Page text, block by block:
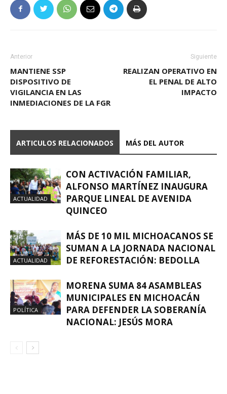
Anterior
MANTIENE SSP
DISPOSITIVO DE
VIGILANCIA EN LAS
INMEDIACIONES DE LA FGR
Siguiente
REALIZAN OPERATIVO EN
EL PENAL DE ALTO
IMPACTO
ARTICULOS RELACIONADOS MÁS DEL AUTOR
ACTUALIDAD
CON ACTIVACIÓN FAMILIAR,
ALFONSO MARTÍNEZ INAUGURA
PARQUE LINEAL DE AVENIDA
QUINCEO
ACTUALIDAD
MÁS DE 10 MIL MICHOACANOS SE
SUMAN A LA JORNADA NACIONAL
DE REFORESTACIÓN: BEDOLLA
POLÍTICA
MORENA SUMA 84 ASAMBLEAS
MUNICIPALES EN MICHOACÁN
PARA DEFENDER LA SOBERANÍA
NACIONAL: JESÚS MORA